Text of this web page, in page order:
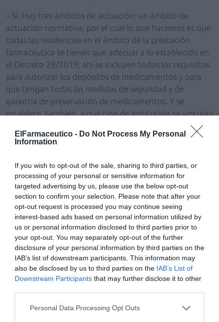
ElFarmaceutico - Do Not Process My Personal
Information
If you wish to opt-out of the sale, sharing to third parties, or
processing of your personal or sensitive information for
targeted advertising by us, please use the below opt-out
section to confirm your selection. Please note that after your
opt-out request is processed you may continue seeing
interest-based ads based on personal information utilized by
us or personal information disclosed to third parties prior to
your opt-out. You may separately opt-out of the further
disclosure of your personal information by third parties on the
IAB’s list of downstream participants. This information may
also be disclosed by us to third parties on the IAB’s List of
Downstream Participants that may further disclose it to other
Personal Data Processing Opt Outs
– Sí. Hay tres ámbitos de actuación: un ámbito de
actuación normativa, por el cual lo que hacemos es que
todas las residencias en el ámbito de la prestación
farmacéutica se tienen que adecuar a lo establecido en
el Decreto 29/2019; ahí se incluyen todos los requisitos
para autorizar los depósitos de medicamentos y para
que tengan todas las medidas de seguridad y de
garantía de preservación de medicamentos. Y se
establece, también, a qué tipo de institución se vinculan
esos depósitos en función del tamaño de las residencias
y la dependencia público-privada.
atención farmacéutica; ahí es donde precisamente se
expresa en toda su dimensión el nuevo modelo. Lo que
establece Farmabide es la gestión de esa atención
farmacéutica a través de los sistemas de información.
Hay acceso a la historia clínica de Osakidetza, Osabide, y
a la receta electrónica; es decir, todos los tratamientos
están integrados en la receta electrónica. Hemos
desarrollado un plan de atención farmacéutica que es
aplicable a todas las residencias, ya estén vinculadas a
una oficina de farmacia o a un servicio de farmacia
hospitalario. En el ámbito de Osakidetza, hemos
incorporado a 15 personas para desarrollar esas